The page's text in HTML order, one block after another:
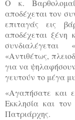
Ο κ.
αποδέχεται τον
επιταγάς εις
αποδέχεται ξένη
συνδιαλέγεται
«Αντιθέτως,
για να
γευτούν το μέγα
«Αγαπήσατε και
Εκκλησία και
Πατριάρχης.